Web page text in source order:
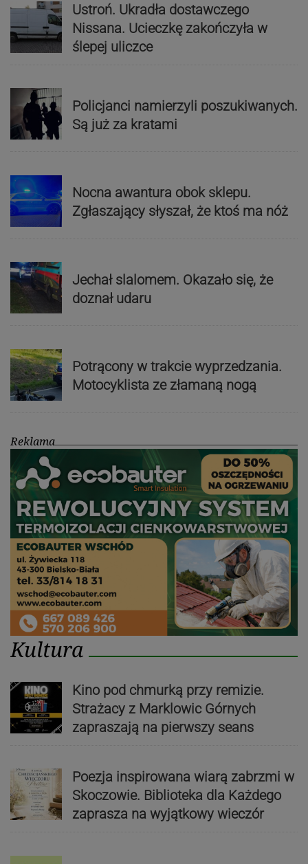
Ustroń. Ukradła dostawczego
Nissana. Ucieczkę zakończyła w
ślepej uliczce
Policjanci namierzyli poszukiwanych.
Są już za kratami
Nocna awantura obok sklepu.
Zgłaszający słyszał, że ktoś ma nóż
Jechał slalomem. Okazało się, że
doznał udaru
Potrącony w trakcie wyprzedzania.
Motocyklista ze złamaną nogą
Reklama
Kultura
Kino pod chmurką przy remizie.
Strażacy z Marklowic Górnych
zapraszają na pierwszy seans
Poezja inspirowana wiarą zabrzmi w
Skoczowie. Biblioteka dla Każdego
zaprasza na wyjątkowy wieczór